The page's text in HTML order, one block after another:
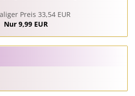
Preis 33,54 EUR
Nur 9,99 EUR